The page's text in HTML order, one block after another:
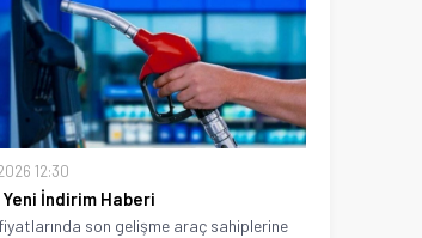
12:30
İndirim Haberi
son gelişme araç sahiplerine